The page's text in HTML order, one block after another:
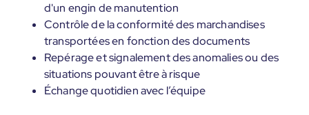
d'un engin de manutention
Contrôle de la conformité des marchandises
transportées en fonction des documents
Repérage et signalement des anomalies ou des
situations pouvant être à risque
Échange quotidien avec l’équipe